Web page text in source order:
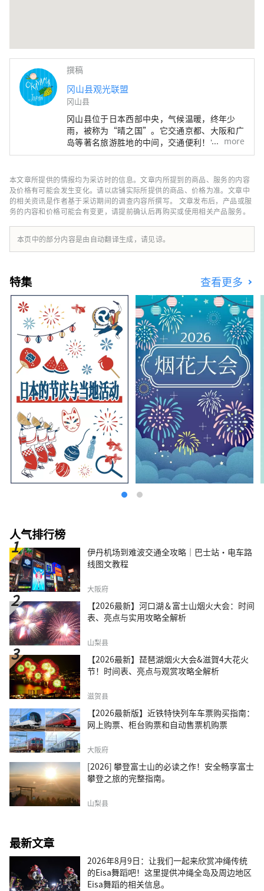
撰稿
冈山县观光联盟
冈山县
冈山县位于日本西部中央，气候温暖，终年少
雨，被称为“晴之国”。它交通京都、大阪和广
岛等著名旅游胜地的中间，交通便利！它也是经
由濑户通往四国的门户。 冈山县也被称为“水
水果，无论甜度、香气还是风味，都是最高品质
的。 您可以品尝白桃、麝香葡萄、先锋葡萄等
时令水果！ 冈山还拥有世界级的旅游景点，包
括冈山城、日本三大名园之一的冈山后乐园以及
拥有历史、文化和艺术的仓敷美观地区！
more
本文章所提供的情报均为采访时的信息。文章内所提到的商品、服务的内容
及价格有可能会发生变化。请以店铺实际所提供的商品、价格为准。文章中
的相关资讯是作者基于采访期间的调查内容所撰写。 文章发布后，产品或服
务的内容和价格可能会有变更，请提前确认后再购买或使用相关产品服务。
本页中的部分内容是由自动翻译生成，请见谅。
特集 查看更多
人气排行榜
伊丹机场到难波交通全攻略｜巴士站・电车路
线图文教程
大阪府
【2026最新】河口湖＆富士山烟火大会：时间
表、亮点与实用攻略全解析
山梨县
【2026最新】琵琶湖烟火大会&滋賀4大花火
节！时间表、亮点与观赏攻略全解析
滋贺县
【2026最新版】近铁特快列车车票购买指南：
网上购票、柜台购票和自动售票机购票
大阪府
[2026] 攀登富士山的必读之作！安全畅享富士
攀登之旅的完整指南。
山梨县
最新文章
2026年8月9日：让我们一起来欣赏冲绳传统
的Eisa舞蹈吧！这里提供冲绳全岛及周边地区
Eisa舞蹈的相关信息。